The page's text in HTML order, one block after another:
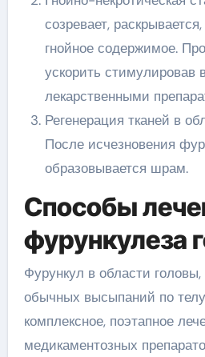
созревает,
гнойное содержимое.
ускорить стимулировав
лекарственными
Регенерация тканей в
После исчезновения
образовывается шрам.
Способы
фурункулеза
Фурункул в области
обычных высыпаний по
комплексное, поэтапное
медикаментозных